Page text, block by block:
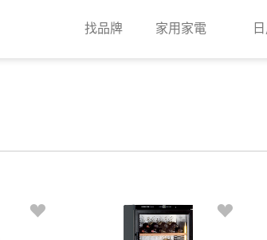
找品牌 家用家電 日